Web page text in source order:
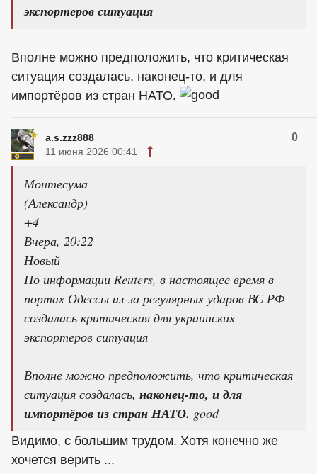
экспортеров ситуация
Вполне можно предположить, что критическая
ситуация создалась, наконец-то, и для
импортёров из стран НАТО.
a.s.zzz888 0
11 июня 2026 00:41
Монтесума
(Александр)
+4
Вчера, 20:22
Новый
По информации Reuters, в настоящее время в
портах Одессы из-за регулярных ударов ВС РФ
создалась критическая для украинских
экспортеров ситуация
Вполне можно предположить, что критическая
ситуация создалась, наконец-то, и для
импортёров из стран НАТО. good
Видимо, с большим трудом. Хотя конечно же
хочется верить ...